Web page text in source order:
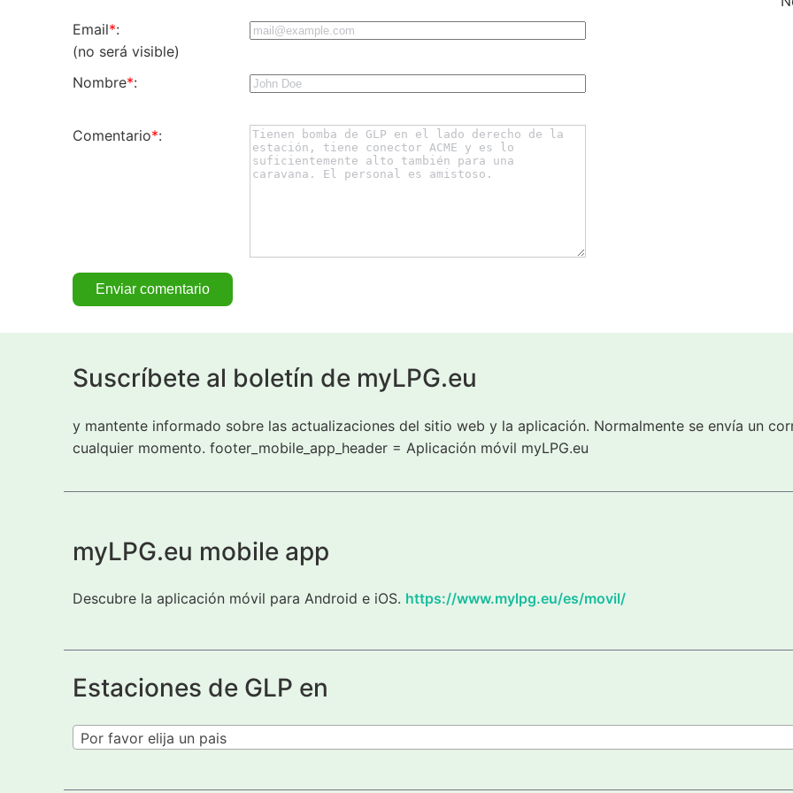
Email*:
(no será visible)
Nombre*:
Comentario*:
Suscríbete al boletín de myLPG.eu
y mantente informado sobre las actualizaciones del sitio web y la aplicación. Normalmente se envía un
cualquier momento. footer_mobile_app_header = Aplicación móvil myLPG.eu
myLPG.eu mobile app
Descubre la aplicación móvil para Android e iOS. https://www.mylpg.eu/es/movil/
Estaciones de GLP en
Por favor elija un pais